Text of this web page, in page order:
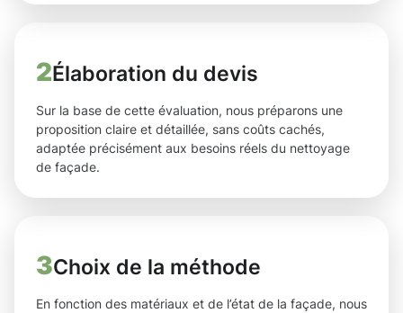
2Élaboration du devis
Sur la base de cette évaluation, nous préparons une
proposition claire et détaillée, sans coûts cachés,
adaptée précisément aux besoins réels du nettoyage
de façade.
3Choix de la méthode
En fonction des matériaux et de l’état de la façade, nous